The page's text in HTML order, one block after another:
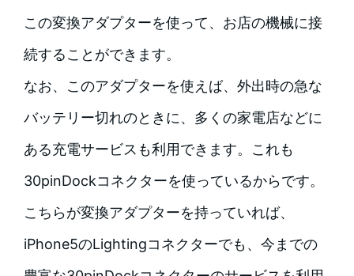
この変換アダプターを使って、お店の機械に接
続することができます。
なお、このアダプターを使えば、外出時の急な
バッテリー切れのときに、多くの家電店などに
ある充電サービスも利用できます。これも
30pinDockコネクターを使っているからです。
こちらが変換アダプターを持っていれば、
iPhone5のLightingコネクターでも、今までの